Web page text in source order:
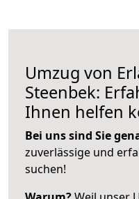
Umzug von
Steenbek:
Ihnen helfen
Bei uns sind Sie
zuverlässige und
suchen!